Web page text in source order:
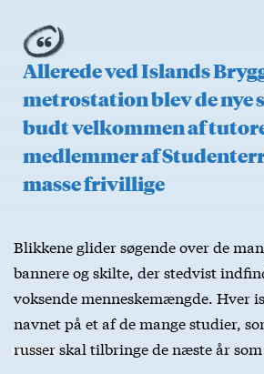
Allerede ved Islands
metrostation blev de nye
budt velkommen af
medlemmer af
masse frivillige
Blikkene glider søgende over de
bannere og skilte, der stedvist
voksende menneskemængde. Hver
navnet på et af de mange studier,
russerskal tilbringe de næste år som